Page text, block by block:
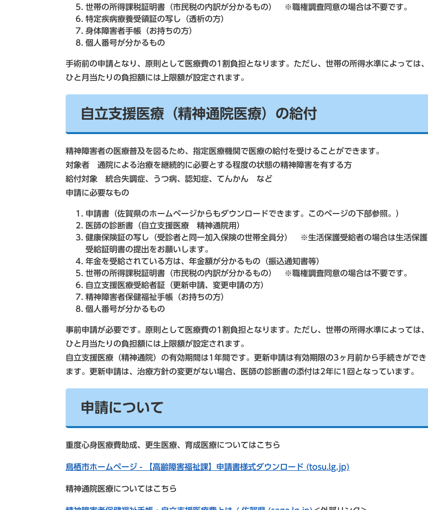
世帯の所得課税証明書（市民税の内訳が分かるもの） ※職権調査同意の場合は不要です。
特定疾病療養受領証の写し（透析の方）
身体障害者手帳（お持ちの方）
個人番号が分かるもの
手術前の申請となり、原則として医療費の1割負担となります。ただし、世帯の所得水準によっては、
ひと月当たりの負担額には上限額が設定されます。
自立支援医療（精神通院医療）の給付
精神障害者の医療普及を図るため、指定医療機関で医療の給付を受けることができます。
対象者 通院による治療を継続的に必要とする程度の状態の精神障害を有する方
給付対象 統合失調症、うつ病、認知症、てんかん など
申請に必要なもの
申請書（佐賀県のホームページからもダウンロードできます。このページの下部参照。）
医師の診断書（自立支援医療 精神通院用）
健康保険証の写し（受診者と同一加入保険の世帯全員分） ※生活保護受給者の場合は生活保護
受給証明書の提出をお願いします。
年金を受給されている方は、年金額が分かるもの（振込通知書等）
世帯の所得課税証明書（市民税の内訳が分かるもの） ※職権調査同意の場合は不要です。
自立支援医療受給者証（更新申請、変更申請の方）
精神障害者保健福祉手帳（お持ちの方）
個人番号が分かるもの
事前申請が必要です。原則として医療費の1割負担となります。ただし、世帯の所得水準によっては、
ひと月当たりの負担額には上限額が設定されます。
自立支援医療（精神通院）の有効期間は1年間です。更新申請は有効期限の3ヶ月前から手続きができ
ます。更新申請は、治療方針の変更がない場合、医師の診断書の添付は2年に1回となっています。
申請について
重度心身医療費助成、更生医療、育成医療についてはこちら
鳥栖市ホームページ - 【高齢障害福祉課】申請書様式ダウンロード (tosu.lg.jp)
精神通院医療についてはこちら